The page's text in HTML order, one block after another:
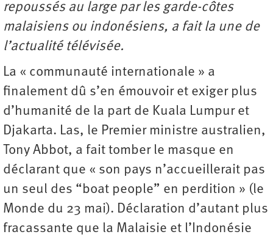
repoussés au large par les garde-côtes
malaisiens ou indonésiens, a fait la une de
l’actualité télévisée.
La « communauté internationale » a
finalement dû s’en émouvoir et exiger plus
d’humanité de la part de Kuala Lumpur et
Djakarta. Las, le Premier ministre australien,
Tony Abbot, a fait tomber le masque en
déclarant que « son pays n’accueillerait pas
un seul des “boat people” en perdition » (le
Monde du 23 mai). Déclaration d’autant plus
fracassante que la Malaisie et l’Indonésie